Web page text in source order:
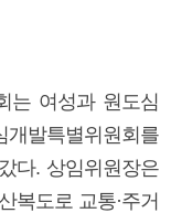
는 여성과 원도심
발특별위원회를
다. 상임위원장은
복도로 교통·주거